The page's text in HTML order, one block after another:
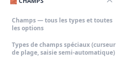
Champs — tous les types et toutes
les options
Types de champs spéciaux (curseur
de plage, saisie semi-automatique)